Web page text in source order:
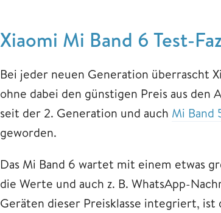
Xiaomi Mi Band 6 Test-
Bei jeder neuen Generation überrascht
ohne dabei den günstigen Preis aus
seit der 2. Generation und auch Mi Band
geworden.
Das Mi Band 6 wartet mit einem etwas
die Werte und auch z. B. WhatsApp-
Geräten dieser Preisklasse integriert,